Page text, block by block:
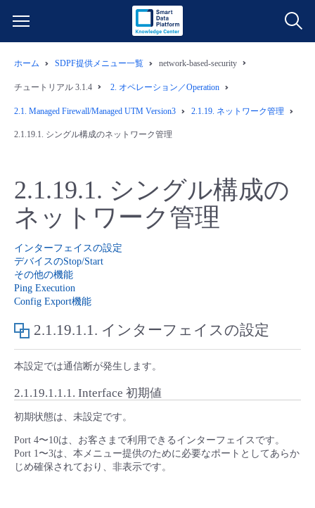
サービス一覧
データ利活用
ネットワーク
モニタリング/監査
管理機能
すべてのメニューを見る
よくある質問
クラウド/サーバー
ネットワーク
IoT
サポート
管理機能
すべてのメニューを見る
料金シミュレーター
データ利活用
クラウド/サーバー
IoT
モニタリング/監査
サポート
すべてのメニューを見る
ご利用開始ガイド
■ 管理機能
- 管理機能
■ セットアップガイド
- 新規お申し込み方法
- 初期設定・確認
- ユーザー機能の管理
- バックアップ
- セキュリティ・監査
- データと分析
- IoT
- リモートワーク
故障/メンテナンス情報
故障/メンテナンス履歴
メンテナンス予定
定期メンテナンス
協業パートナー
トレーニング/操作動画
ホーム SDPF提供メニュー一覧 network-based-security
チュートリアル 3.1.4 2. オペレーション／Operation
2.1. Managed Firewall/Managed UTM Version3 2.1.19. ネットワーク管理
2.1.19.1. シングル構成のネットワーク管理
2.1.19.1. シングル構成の
ネットワーク管理
インターフェイスの設定
デバイスのStop/Start
その他の機能
Ping Execution
Config Export機能
2.1.19.1.1. インターフェイスの設定
本設定では通信断が発生します。
2.1.19.1.1.1. Interface 初期値
初期状態は、未設定です。
Port 4〜10は、お客さまで利用できるインターフェイスです。
Port 1〜3は、本メニュー提供のために必要なポートとしてあらか
じめ確保されており、非表示です。